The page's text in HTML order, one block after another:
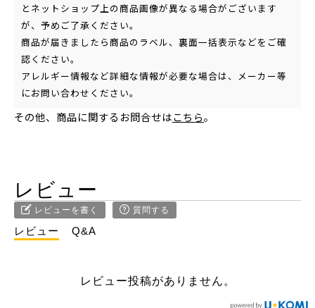
とネットショップ上の商品画像が異なる場合がございます
が、予めご了承ください。
商品が届きましたら商品のラベル、裏面一括表示などをご確
認ください。
アレルギー情報など詳細な情報が必要な場合は、メーカー等
にお問い合わせください。
その他、商品に関するお問合せはこちら。
レビュー
レビューを書く 質問する
レビュー Q&A
レビュー投稿がありません。